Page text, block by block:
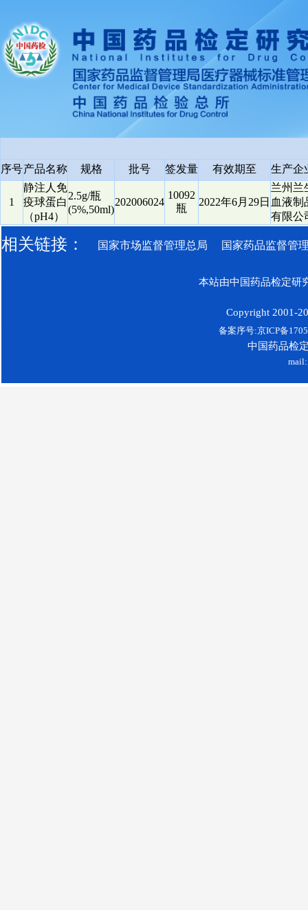
序号产品名称 规格 批号 签发量 有效期至 生产企
1
静注人免
疫球蛋白
（pH4）
2.5g/瓶
(5%,50ml)
202006024
10092
瓶
2022年6月29日
兰州兰
血液制
有限公
相关链接： 国家市场监督管理总局 国家药品监督管
本站由中国药品检定研
Copyright 2001-
备案序号:京ICP备
中国药品检